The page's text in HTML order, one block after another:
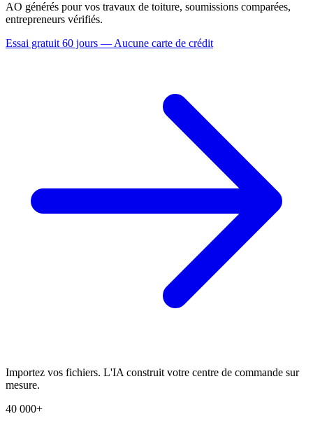
AO générés pour vos travaux de toiture, soumissions comparées,
entrepreneurs vérifiés.
Essai gratuit 60 jours — Aucune carte de crédit
Importez vos fichiers. L'IA construit votre centre de commande sur
mesure.
40 000+